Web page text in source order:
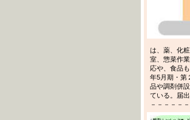
は、薬、化
室、惣菜作
応や、食品
年5月期・第
品や調剤併
ている。届
－－－－－